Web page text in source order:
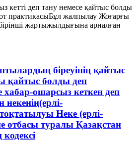
кетті деп тану немесе қайтыс болды
практикасыБұл жалпылау Жоғарғы
жартыжылдығына арналған
біреуінің қайтыс
қайтыс болды деп
хабар-ошарсыз кеткен деп
Неке (ерлі-
отбасы туралы Қазақстан